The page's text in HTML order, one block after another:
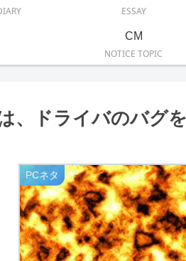
ESSAY
CM
NOTICE TOPIC
、ドライバのバグ
PCネタ